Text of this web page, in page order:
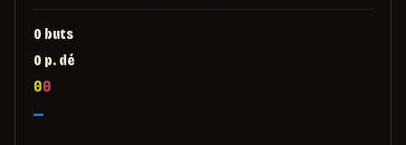
0 buts
0 p. dé
00
—